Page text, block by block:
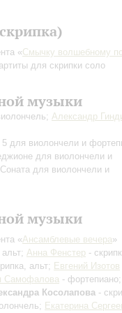
«Смычку волшебному
для скрипки соло
музыки
Александр
для виолончели и
для виолончели и
для виолончели и
музыки
«Ансамблевые вечера»
альт; Анна Фенстер -
альт; Евгений Изотов
Самофалова - фортепиано;
Косолапова -
Екатерина